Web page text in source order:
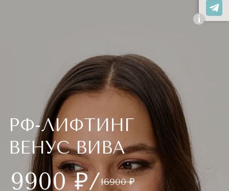
РФ-ЛИФТИНГ
ВЕНУС ВИВА
9900 ₽/16900 ₽
i